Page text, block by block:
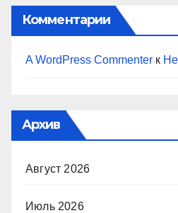
Комментарии
A WordPress Commenter к
Архив
Август 2026
Июль 2026